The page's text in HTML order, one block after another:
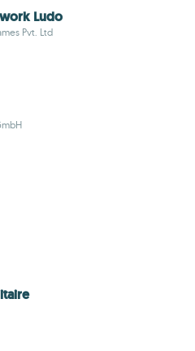
Ludo
Pvt. Ltd